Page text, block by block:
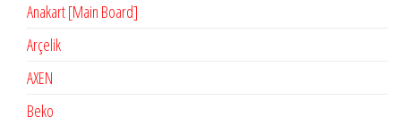
Anakart [Main Board]
Arçelik
AXEN
Beko